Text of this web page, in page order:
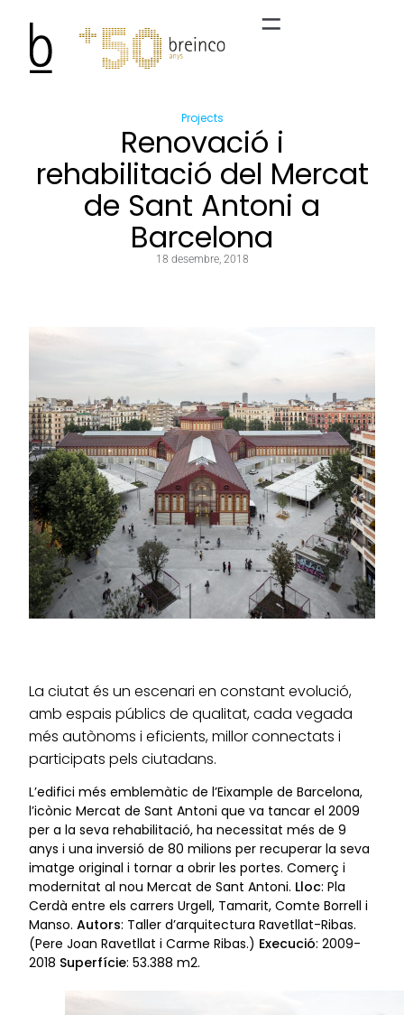
Projects
Renovació i
rehabilitació del Mercat
de Sant Antoni a
Barcelona
18 desembre, 2018
La ciutat és un escenari en constant evolució,
amb espais públics de qualitat, cada vegada
més autònoms i eficients, millor connectats i
participats pels ciutadans.
L’edifici més emblemàtic de l’Eixample de Barcelona,
l’icònic Mercat de Sant Antoni que va tancar el 2009
per a la seva rehabilitació, ha necessitat més de 9
anys i una inversió de 80 milions per recuperar la seva
imatge original i tornar a obrir les portes. Comerç i
modernitat al nou Mercat de Sant Antoni. Lloc: Pla
Cerdà entre els carrers Urgell, Tamarit, Comte Borrell i
Manso. Autors: Taller d’arquitectura Ravetllat-Ribas.
(Pere Joan Ravetllat i Carme Ribas.) Execució: 2009-
2018 Superfície: 53.388 m2.